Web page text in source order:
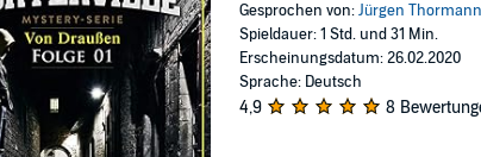
Gesprochen von:Jürgen Thormann
Spieldauer: 1 Std. und 31 Min.
Erscheinungsdatum: 26.02.2020
Sprache: Deutsch
4,9 8